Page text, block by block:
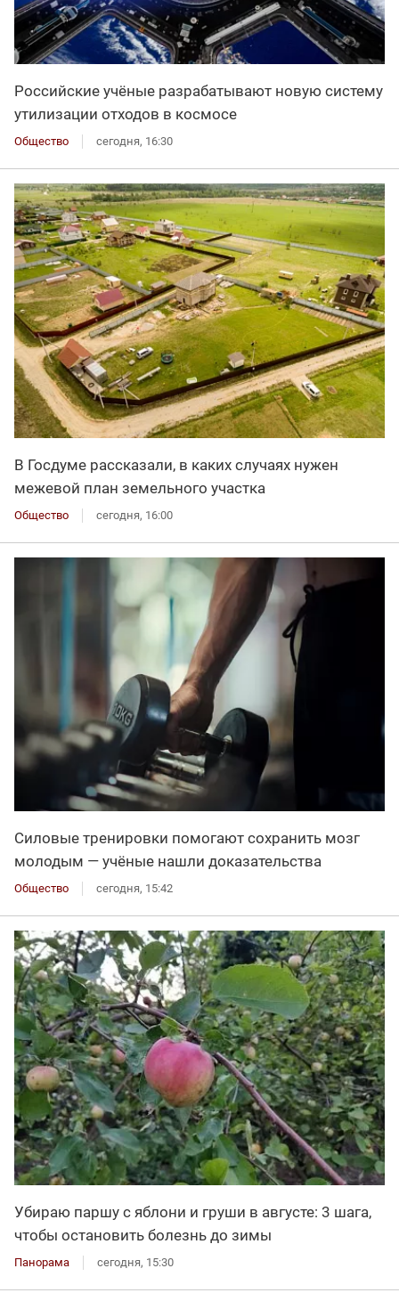
Российские учёные разрабатывают новую систему
утилизации отходов в космосе
Общество сегодня, 16:30
В Госдуме рассказали, в каких случаях нужен
межевой план земельного участка
Общество сегодня, 16:00
Силовые тренировки помогают сохранить мозг
молодым — учёные нашли доказательства
Общество сегодня, 15:42
Убираю паршу с яблони и груши в августе: 3 шага,
чтобы остановить болезнь до зимы
Панорама сегодня, 15:30